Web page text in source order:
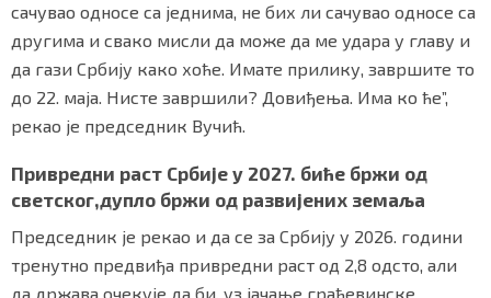
сачувао односе са једнима, не бих ли сачувао односе са
другима и свако мисли да може да ме удара у главу и
да гази Србију како хоће. Имате прилику, завршите то
до 22. маја. Нисте завршили? Довиђења. Има ко ће”,
рекао је председник Вучић.
Привредни раст Србије у 2027. биће бржи од
светског,дупло бржи од развијених земаља
Председник је рекао и да се за Србију у 2026. години
тренутно предвиђа привредни раст од 2,8 одсто, али
да држава очекује да би, уз јачање грађевинске